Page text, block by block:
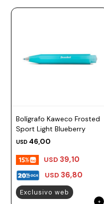
Bolígrafo Kaweco Frosted
Sport Light Blueberry
USD 46,00
USD 36,80
USD 39,10
Exclusivo web
Prune
Mistral
Camelbak
Lamy
Kaweco
Lentes
de
accesorios